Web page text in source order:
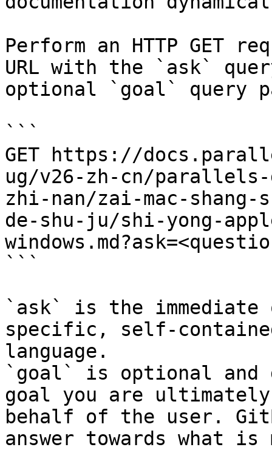
Perform an HTTP GET
URL with the `ask`
optional `goal` query
```
GET https://
ug/v26-zh-cn/parallels-
zhi-nan/zai-mac-shang-
de-shu-ju/shi-yong-
```
`ask` is the
specific, self-
language.
`goal` is optional and
goal you are
behalf of the user.
answer towards what